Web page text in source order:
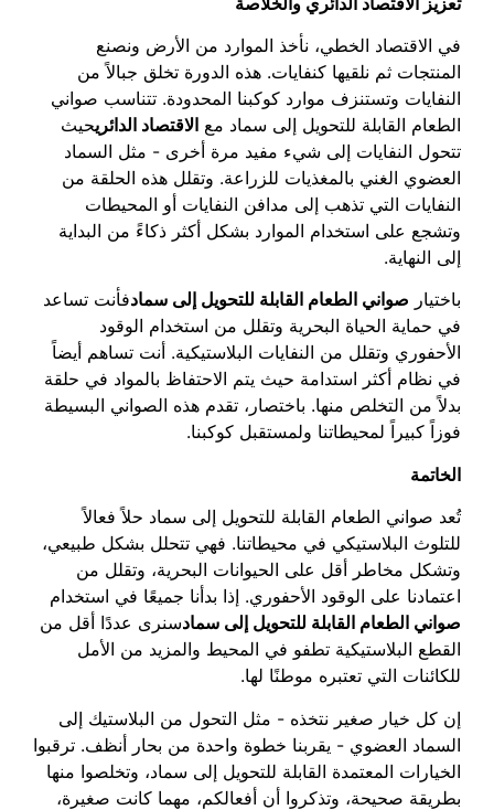
في الاقتصاد الخطي، نأخذ الموارد من الأرض ونصنع
المنتجات ثم نلقيها كنفايات. هذه الدورة تخلق جبالاً من
النفايات وتستنزف موارد كوكبنا المحدودة. تتناسب صواني
الطعام القابلة للتحويل إلى سماد مع الاقتصاد الدائريحيث
تتحول النفايات إلى شيء مفيد مرة أخرى - مثل السماد
العضوي الغني بالمغذيات للزراعة. وتقلل هذه الحلقة من
النفايات التي تذهب إلى مدافن النفايات أو المحيطات
وتشجع على استخدام الموارد بشكل أكثر ذكاءً من البداية
إلى النهاية.
باختيار صواني الطعام القابلة للتحويل إلى سمادفأنت تساعد
في حماية الحياة البحرية وتقلل من استخدام الوقود
الأحفوري وتقلل من النفايات البلاستيكية. أنت تساهم أيضاً
في نظام أكثر استدامة حيث يتم الاحتفاظ بالمواد في حلقة
بدلاً من التخلص منها. باختصار، تقدم هذه الصواني البسيطة
فوزاً كبيراً لمحيطاتنا ولمستقبل كوكبنا.
الخاتمة
تُعد صواني الطعام القابلة للتحويل إلى سماد حلاً فعالاً
للتلوث البلاستيكي في محيطاتنا. فهي تتحلل بشكل طبيعي،
وتشكل مخاطر أقل على الحيوانات البحرية، وتقلل من
اعتمادنا على الوقود الأحفوري. إذا بدأنا جميعًا في استخدام
صواني الطعام القابلة للتحويل إلى سمادسنرى عددًا أقل من
القطع البلاستيكية تطفو في المحيط والمزيد من الأمل
للكائنات التي تعتبره موطنًا لها.
إن كل خيار صغير نتخذه - مثل التحول من البلاستيك إلى
السماد العضوي - يقربنا خطوة واحدة من بحار أنظف. ترقبوا
الخيارات المعتمدة القابلة للتحويل إلى سماد، وتخلصوا منها
بطريقة صحيحة، وتذكروا أن أفعالكم، مهما كانت صغيرة،